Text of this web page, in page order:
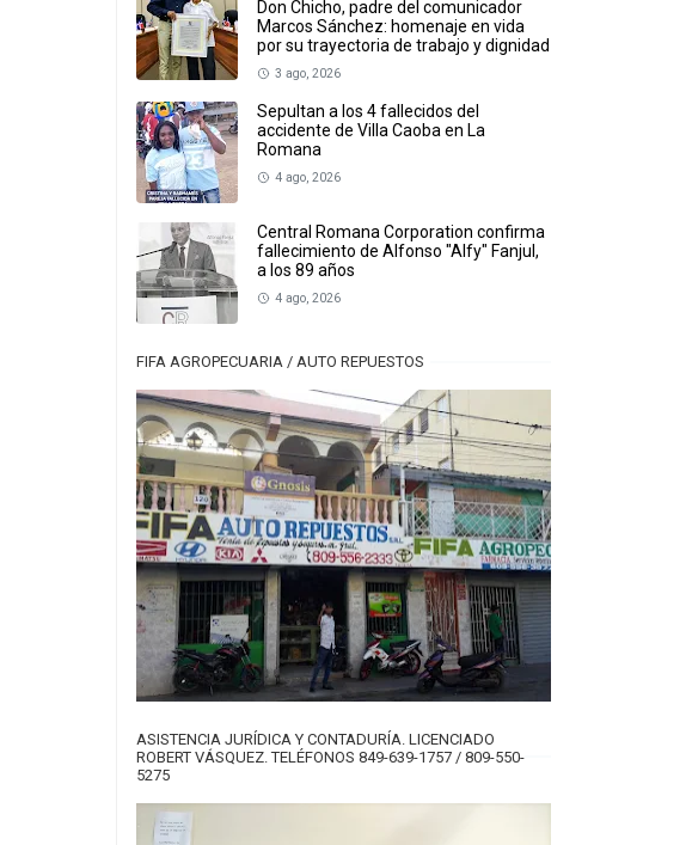
Don Chicho, padre del comunicador
Marcos Sánchez: homenaje en vida
por su trayectoria de trabajo y dignidad
3 ago, 2026
Sepultan a los 4 fallecidos del
accidente de Villa Caoba en La
Romana
4 ago, 2026
Central Romana Corporation confirma
fallecimiento de Alfonso "Alfy" Fanjul,
a los 89 años
4 ago, 2026
FIFA AGROPECUARIA / AUTO REPUESTOS
ASISTENCIA JURÍDICA Y CONTADURÍA. LICENCIADO
ROBERT VÁSQUEZ. TELÉFONOS 849-639-1757 / 809-550-
5275